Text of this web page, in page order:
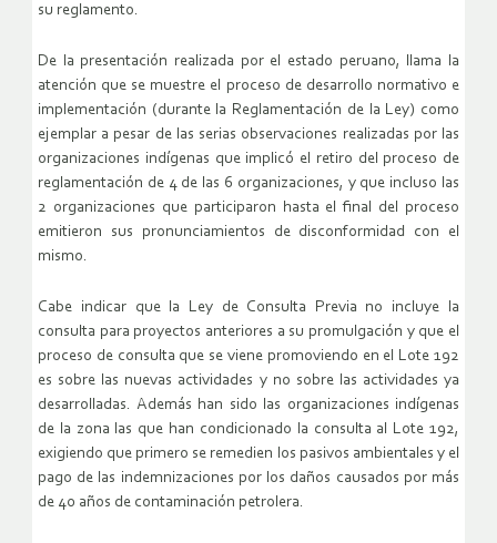
su reglamento.
De la presentación realizada por el estado peruano, llama la
atención que se muestre el proceso de desarrollo normativo e
implementación (durante la Reglamentación de la Ley) como
ejemplar a pesar de las serias observaciones realizadas por las
organizaciones indígenas que implicó el retiro del proceso de
reglamentación de 4 de las 6 organizaciones, y que incluso las
2 organizaciones que participaron hasta el final del proceso
emitieron sus pronunciamientos de disconformidad con el
mismo.
Cabe indicar que la Ley de Consulta Previa no incluye la
consulta para proyectos anteriores a su promulgación y que el
proceso de consulta que se viene promoviendo en el Lote 192
es sobre las nuevas actividades y no sobre las actividades ya
desarrolladas. Además han sido las organizaciones indígenas
de la zona las que han condicionado la consulta al Lote 192,
exigiendo que primero se remedien los pasivos ambientales y el
pago de las indemnizaciones por los daños causados por más
de 40 años de contaminación petrolera.